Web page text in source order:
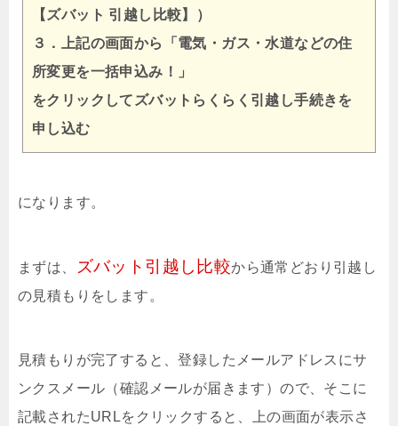
【ズバット 引越し比較】）
３．上記の画面から「電気・ガス・水道などの住
所変更を一括申込み！」
をクリックしてズバットらくらく引越し手続きを
申し込む
になります。
まずは、 ズバット引越し比較から通常どおり引越し
の見積もりをします。
見積もりが完了すると、登録したメールアドレスにサ
ンクスメール（確認メールが届きます）ので、そこに
記載されたURLをクリックすると、上の画面が表示さ